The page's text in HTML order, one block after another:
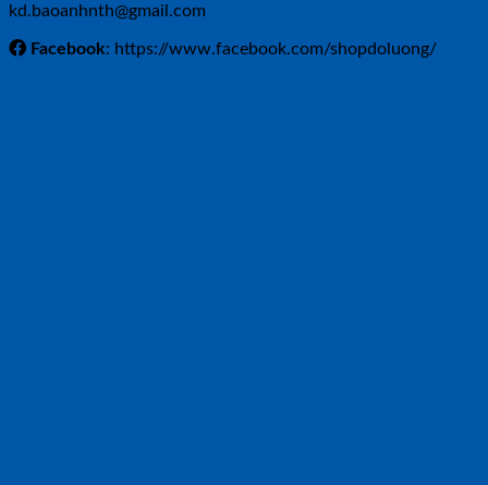
kd.baoanhnth@gmail.com
Facebook: https://www.facebook.com/shopdoluong/